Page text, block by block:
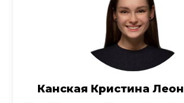
Канская Кристина